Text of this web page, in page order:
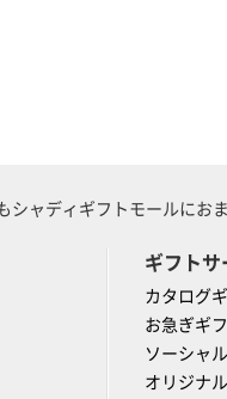
ャディギフトモールにお
ギフトサ
カタログ
お急ぎギ
ソーシャ
オリジナ